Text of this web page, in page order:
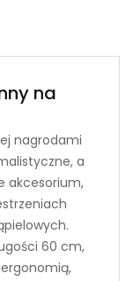
na
nagrodami
a
akcesorium,
60 cm,